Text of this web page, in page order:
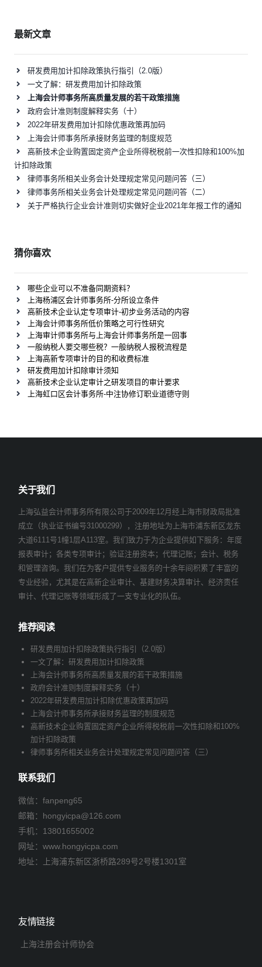
最新文章
研发费用加计扣除政策执行指引（2.0版）
一文了解：研发费用加计扣除政策
上海会计师事务所高质量发展的若干政策措施
政府会计准则制度解释实务（十）
2022年研发费用加计扣除优惠政策再加码
上海会计师事务所承接财务监理的制度规范
高新技术企业购置固定资产企业所得税税前一次性扣除和100%加
计扣除政策
律师事务所相关业务会计处理规定常见问题问答（三）
律师事务所相关业务会计处理规定常见问题问答（二）
关于严格执行企业会计准则切实做好企业2021年年报工作的通知
猜你喜欢
哪些企业可以不准备同期资料？
上海杨浦区会计师事务所-分所设立条件
高新技术企业认定专项审计-初步业务活动的内容
上海会计师事务所低价策略之可行性研究
上海审计师事务所与上海会计师事务所是一回事
一般纳税人要交哪些税？一般纳税人报税流程是
上海高新专项审计的目的和收费标准
研发费用加计扣除审计须知
高新技术企业认定审计之研发项目的审计要求
上海虹口区会计事务所-中注协修订职业道德守则
关于我们
上海弘益会计师事务所有限公司于2009年12月经上海市财政局批准
成立（执业证书编号31000299），注册地址为上海市浦东新区龙东
大道6111号1幢1层A113室。我们致力于为企业提供如下服务：年度
报表审计；各类专项审计；验证注册资本；代理记账；会计、税务
和管理咨询。我们在为客户提供专业服务的十余年间积累了丰富的
专业经验，尤其是在高新企业审计、基建财务决算审计、经济责任
审计、代理记账等领域形成了一支专业化的队伍。
推荐阅读
研发费用加计扣除政策执行指引（2.0版）
一文了解：研发费用加计扣除政策
上海会计师事务所高质量发展的若干政策措施
政府会计准则制度解释实务（十）
2022年研发费用加计扣除优惠政策再加码
上海会计师事务所承接财务监理的制度规范
高新技术企业购置固定资产企业所得税税前一次性扣除和100%
加计扣除政策
律师事务所相关业务会计处理规定常见问题问答（三）
联系我们
微信：fanpeng65
邮箱： hongyicpa@126.com
手机： 13801655002
网址：www.hongyicpa.com
地址：上海浦东新区浙桥路289号2号楼1301室
友情链接
上海注册会计师协会